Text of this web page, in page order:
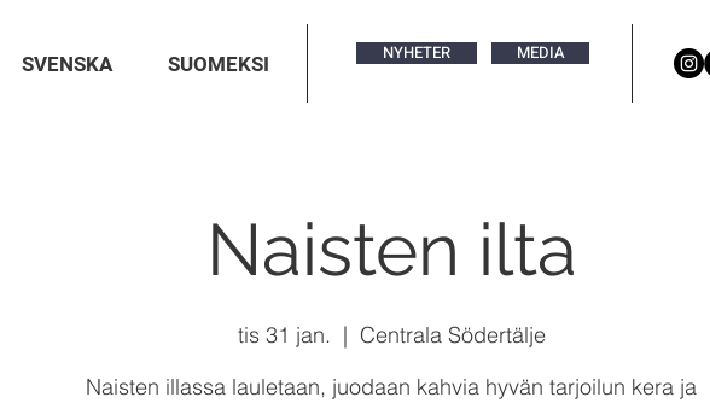
SVENSKA SUOMEKSI NYHETER MEDIA
Naisten ilta
tis 31 jan.
  |
Centrala Södertälje
Naisten illassa lauletaan, juodaan kahvia hyvän tarjoilun kera ja